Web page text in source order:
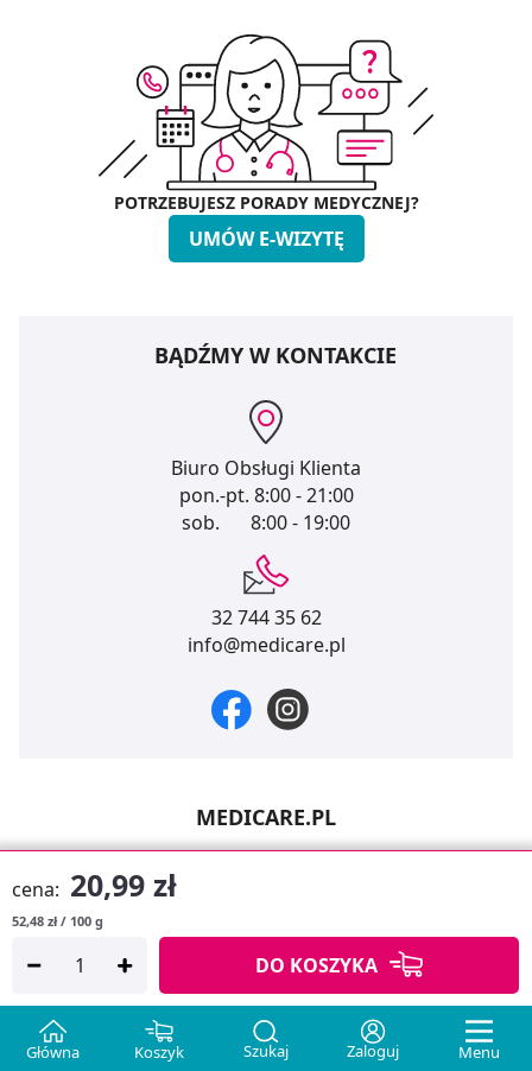
Główna Koszyk Szukaj Zaloguj Menu
cena: 20,99 zł
52,48 zł / 100 g
DO KOSZYKA
POTRZEBUJESZ PORADY MEDYCZNEJ?
UMÓW E-WIZYTĘ
BĄDŹMY W KONTAKCIE
Biuro Obsługi Klienta
pon.-pt. 8:00 - 21:00
sob.
8:00 - 19:00
32 744 35 62
info@medicare.pl
MEDICARE.PL
NIP: 6462972261
REGON: 380854970